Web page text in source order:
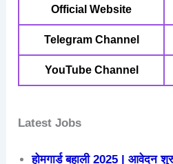
Official Website
Telegram Channel
YouTube Channel
Latest Jobs
होमगार्ड बहाली 2025 | आवेदन